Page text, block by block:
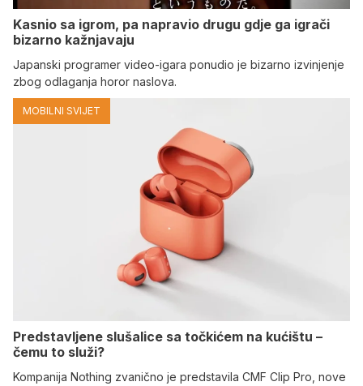
Kasnio sa igrom, pa napravio drugu gdje ga igrači
bizarno kažnjavaju
Japanski programer video-igara ponudio je bizarno izvinjenje
zbog odlaganja horor naslova.
MOBILNI SVIJET
Predstavljene slušalice sa točkićem na kućištu –
čemu to služi?
Kompanija Nothing zvanično je predstavila CMF Clip Pro, nove